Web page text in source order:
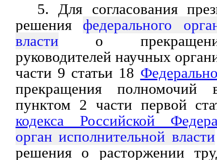
5. Для согласования
решения федерального
власти о
руководителей научных
части 9 статьи 18
прекращения полномочий
пунктом 2 части первой
кодекса Российской
орган исполнительной власти
решения о расторжении